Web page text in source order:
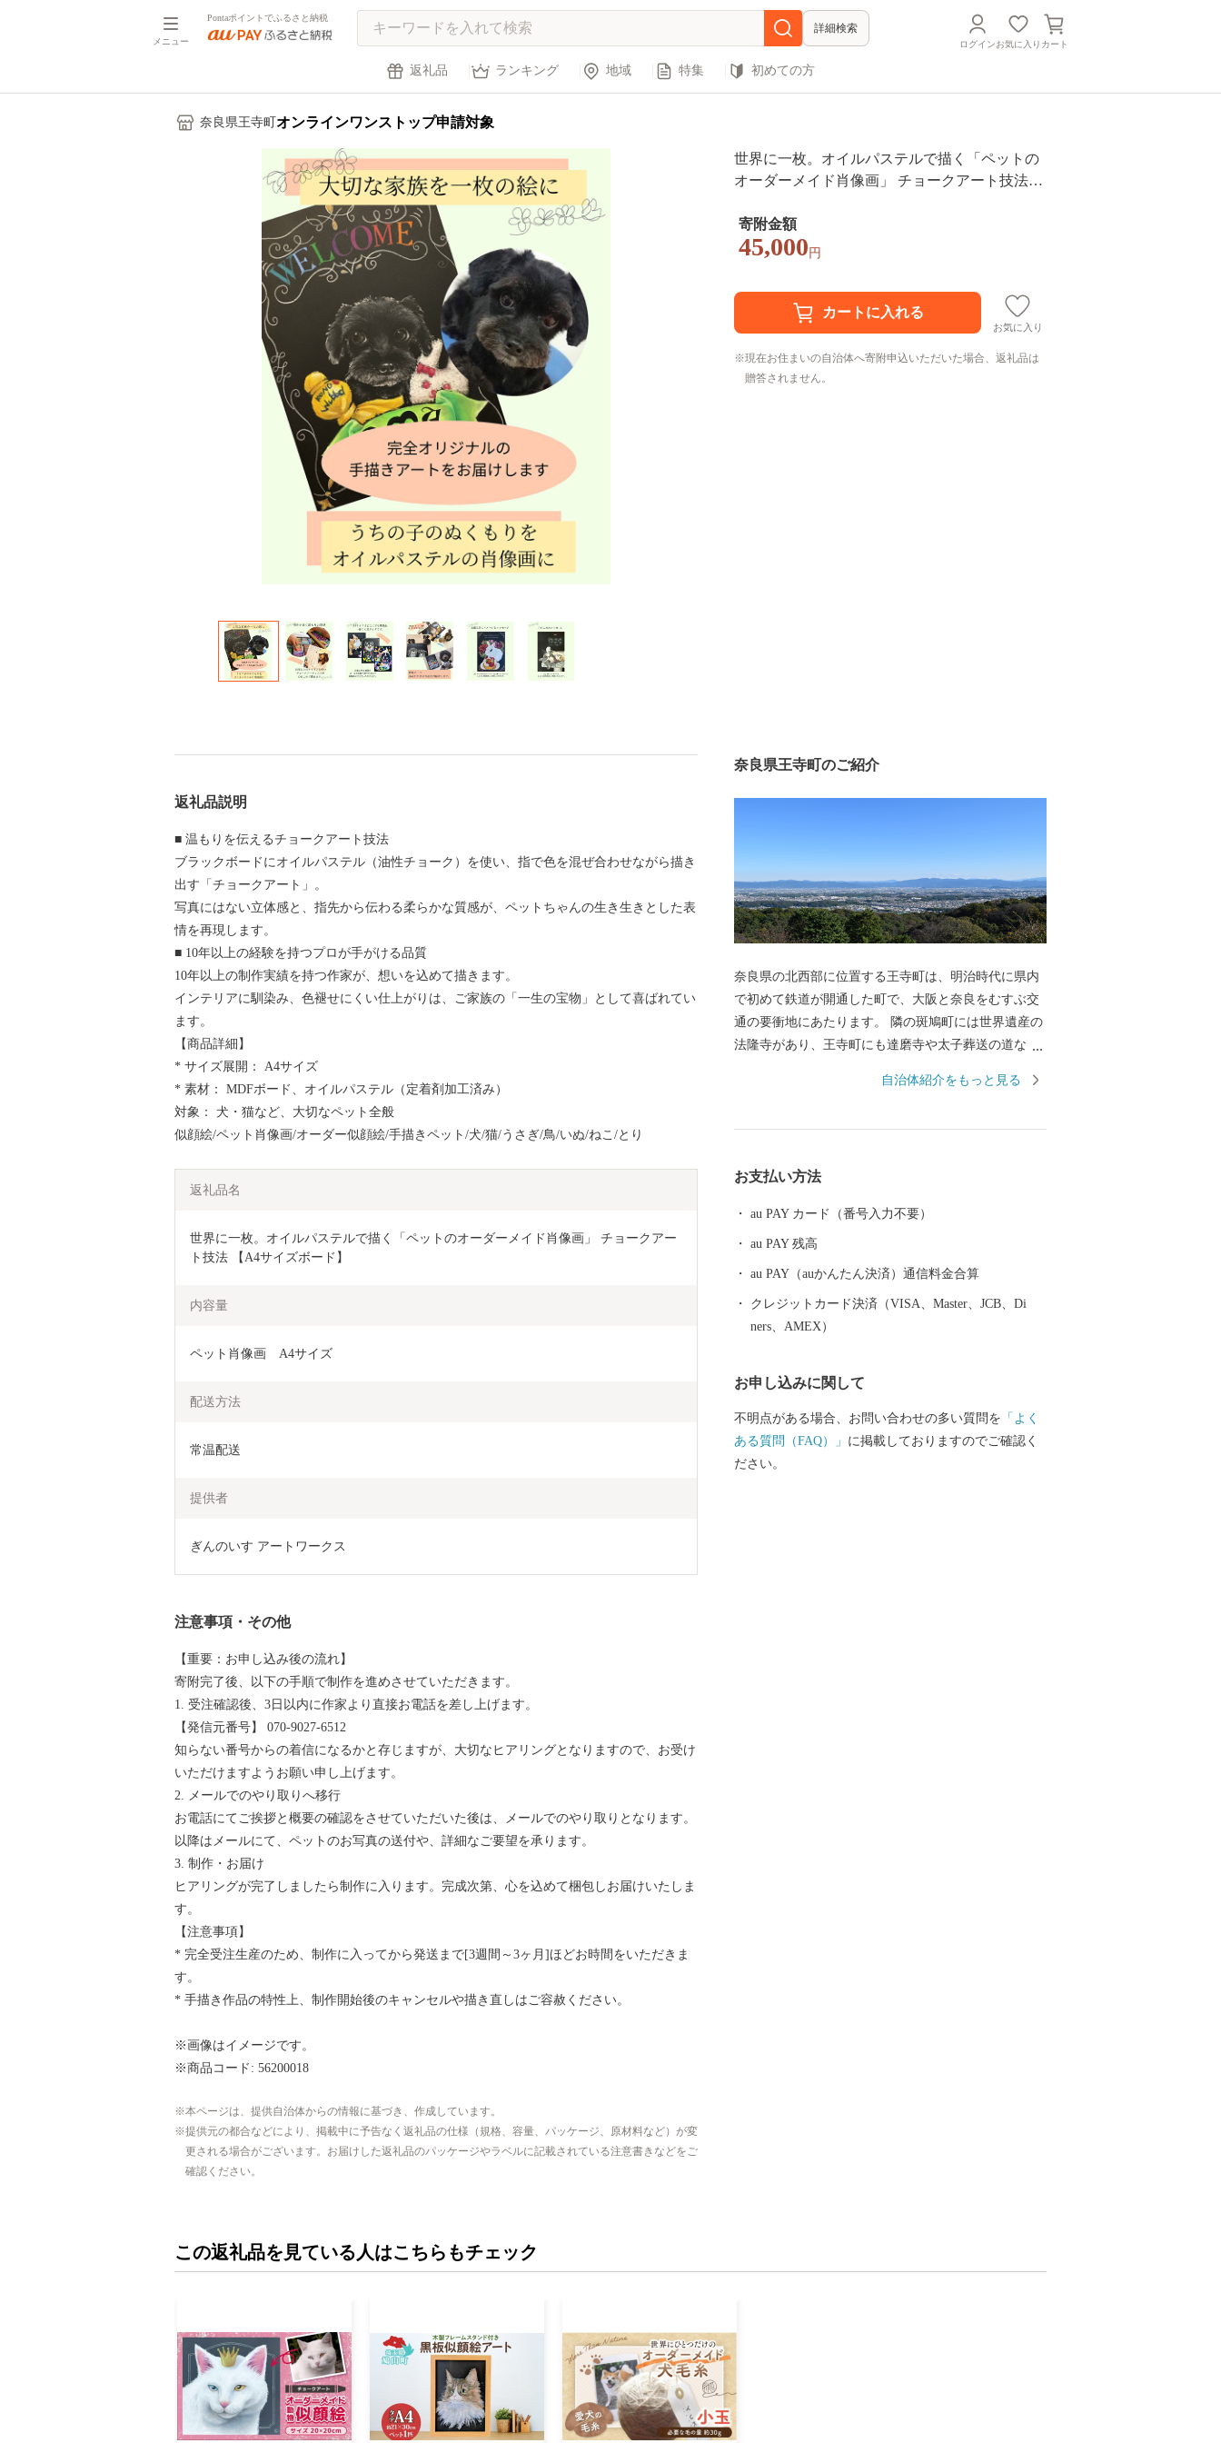
メニュー
Pontaポイントでふるさと納税
詳細検索
ログインお気に入り カート
返礼品 ランキング 地域 特集 初めての方
奈良県王寺町 オンラインワンストップ申請対象
世界に一枚。オイルパステルで描く「ペットの
オーダーメイド肖像画」 チョークアート技法
寄附金額
45,000 円
お気に入り
現在お住まいの自治体へ寄附申込いただいた場合、返礼品は
贈答されません。
返礼品説明
■ 温もりを伝えるチョークアート技法
ブラックボードにオイルパステル（油性チョーク）を使い、指で色を混ぜ合わせながら描き
出す「チョークアート」。
写真にはない立体感と、指先から伝わる柔らかな質感が、ペットちゃんの生き生きとした表
情を再現します。
■ 10年以上の経験を持つプロが手がける品質
10年以上の制作実績を持つ作家が、想いを込めて描きます。
インテリアに馴染み、色褪せにくい仕上がりは、ご家族の「一生の宝物」として喜ばれてい
ます。
【商品詳細】
* サイズ展開： A4サイズ
* 素材： MDFボード、オイルパステル（定着剤加工済み）
対象： 犬・猫など、大切なペット全般
似顔絵/ペット肖像画/オーダー似顔絵/手描きペット/犬/猫/うさぎ/鳥/いぬ/ねこ/とり
返礼品名
世界に一枚。オイルパステルで描く「ペットのオーダーメイド肖像画」 チョークアー
ト技法 【A4サイズボード】
内容量
ペット肖像画　A4サイズ
配送方法
常温配送
提供者
ぎんのいす アートワークス
注意事項・その他
【重要：お申し込み後の流れ】
寄附完了後、以下の手順で制作を進めさせていただきます。
1. 受注確認後、3日以内に作家より直接お電話を差し上げます。
【発信元番号】 070-9027-6512
知らない番号からの着信になるかと存じますが、大切なヒアリングとなりますので、お受け
いただけますようお願い申し上げます。
2. メールでのやり取りへ移行
お電話にてご挨拶と概要の確認をさせていただいた後は、メールでのやり取りとなります。
以降はメールにて、ペットのお写真の送付や、詳細なご要望を承ります。
3. 制作・お届け
ヒアリングが完了しましたら制作に入ります。完成次第、心を込めて梱包しお届けいたしま
す。
【注意事項】
* 完全受注生産のため、制作に入ってから発送まで[3週間～3ヶ月]ほどお時間をいただきま
す。
* 手描き作品の特性上、制作開始後のキャンセルや描き直しはご容赦ください。
※画像はイメージです。
※商品コード: 56200018
本ページは、提供自治体からの情報に基づき、作成しています。
提供元の都合などにより、掲載中に予告なく返礼品の仕様（規格、容量、パッケージ、原材料など）が変
更される場合がございます。お届けした返礼品のパッケージやラベルに記載されている注意書きなどをご
確認ください。
奈良県王寺町のご紹介
奈良県の北西部に位置する王寺町は、明治時代に県内
で初めて鉄道が開通した町で、大阪と奈良をむすぶ交
通の要衝地にあたります。 隣の斑鳩町には世界遺産の
法隆寺があり、王寺町にも達磨寺や太子葬送の道な
す。 大阪、天王寺、奈良、法隆寺からも近く、便利な
自治体紹介をもっと見る
お支払い方法
au PAY カード（番号入力不要）
au PAY 残高
au PAY（auかんたん決済）通信料金合算
クレジットカード決済（VISA、Master、JCB、Di
ners、AMEX）
お申し込みに関して
不明点がある場合、お問い合わせの多い質問を 「よく
ある質問（FAQ）」 に掲載しておりますのでご確認く
ださい。
この返礼品を見ている人はこちらもチェック